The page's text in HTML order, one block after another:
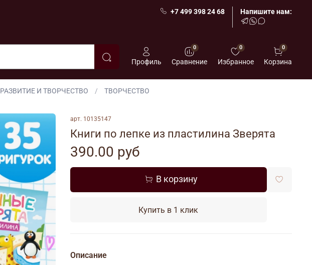
+7 499 398 24 68 Напишите нам:
Профиль
0
Сравнение
0
Избранное
0
Корзина
РАЗВИТИЕ И ТВОРЧЕСТВО ТВОРЧЕСТВО
арт. 10135147
Книги по лепке из пластилина Зверята
390.00 руб
В корзину
Купить в 1 клик
Описание